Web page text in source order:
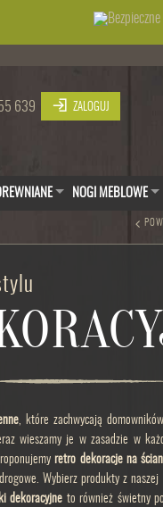
639 ZALOGUJ
NOGI MEBLOWE
, które zachwycają
wieszamy je w zasadzie w
retro dekoracje na
Wybierz produkty z
dekoracyjne to również świetny